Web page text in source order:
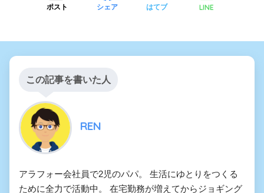
ポスト シェア はてブ LINE
この記事を書いた人
REN
アラフォー会社員で2児のパパ。 生活にゆとりをつくる
ために全力で活動中。 在宅勤務が増えてからジョギング